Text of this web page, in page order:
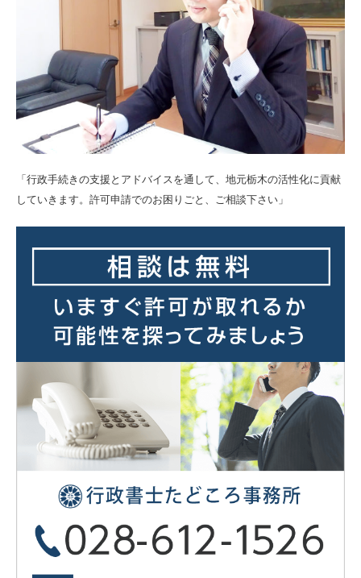
「行政手続きの支援とアドバイスを通して、地元栃木の活性化に貢献
していきます。許可申請でのお困りごと、ご相談下さい」